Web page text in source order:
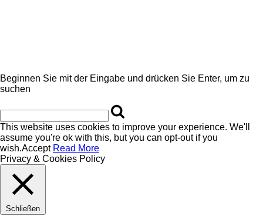
Beginnen Sie mit der Eingabe und drücken Sie Enter, um zu
suchen
This website uses cookies to improve your experience. We'll
assume you're ok with this, but you can opt-out if you
wish.Accept Read More
Privacy & Cookies Policy
Schließen